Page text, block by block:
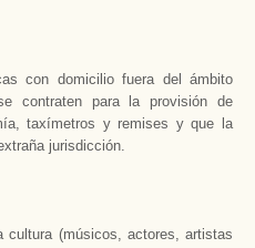
con domicilio fuera del ámbito
contraten para la provisión de
taxímetros y remises y que la
jurisdicción.
(músicos, actores, artistas